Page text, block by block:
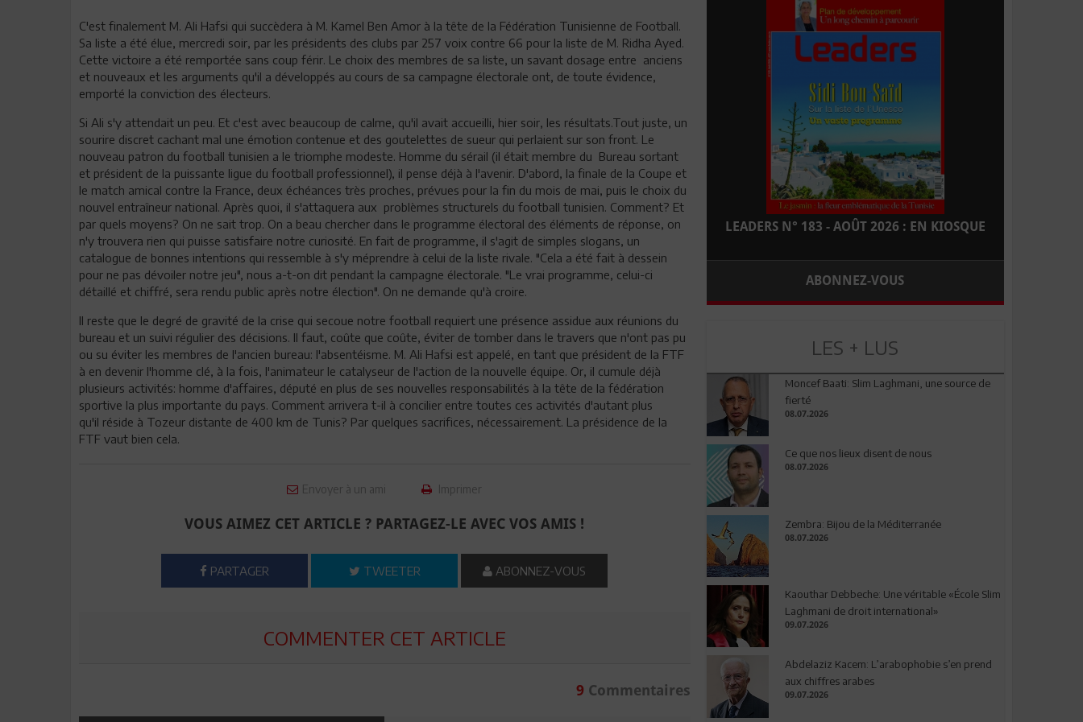
C'est finalement M. Ali Hafsi qui succèdera à M. Kamel Ben Amor à la tête de la Fédération Tunisienne de Football.
Sa liste a été élue, mercredi soir, par les présidents des clubs par 257 voix contre 66 pour la liste de M. Ridha Ayed.
Cette victoire a été remportée sans coup férir. Le choix des membres de sa liste, un savant dosage entre anciens
et nouveaux et les arguments qu'il a développés au cours de sa campagne électorale ont, de toute évidence,
emporté la conviction des électeurs.
Si Ali s'y attendait un peu. Et c'est avec beaucoup de calme, qu'il avait accueilli, hier soir, les résultats.Tout juste, un
sourire discret cachant mal une émotion contenue et des goutelettes de sueur qui perlaient sur son front. Le
nouveau patron du football tunisien a le triomphe modeste. Homme du sérail (il était membre du Bureau sortant
et président de la puissante ligue du football professionnel), il pense déjà à l'avenir. D'abord, la finale de la Coupe et
le match amical contre la France, deux échéances très proches, prévues pour la fin du mois de mai, puis le choix du
nouvel entraîneur national. Après quoi, il s'attaquera aux problèmes structurels du football tunisien. Comment? Et
par quels moyens? On ne sait trop. On a beau chercher dans le programme électoral des éléments de réponse, on
n'y trouvera rien qui puisse satisfaire notre curiosité. En fait de programme, il s'agit de simples slogans, un
catalogue de bonnes intentions qui ressemble à s'y méprendre à celui de la liste rivale. "Cela a été fait à dessein
pour ne pas dévoiler notre jeu", nous a-t-on dit pendant la campagne électorale. "Le vrai programme, celui-ci
détaillé et chiffré, sera rendu public après notre élection". On ne demande qu'à croire.
Il reste que le degré de gravité de la crise qui secoue notre football requiert une présence assidue aux réunions du
bureau et un suivi régulier des décisions. Il faut, coûte que coûte, éviter de tomber dans le travers que n'ont pas pu
ou su éviter les membres de l'ancien bureau: l'absentéisme. M. Ali Hafsi est appelé, en tant que président de la FTF
à en devenir l'homme clé, à la fois, l'animateur le catalyseur de l'action de la nouvelle équipe. Or, il cumule déjà
plusieurs activités: homme d'affaires, député en plus de ses nouvelles responsabilités à la tête de la fédération
sportive la plus importante du pays. Comment arrivera t-il à concilier entre toutes ces activités d'autant plus
qu'il réside à Tozeur distante de 400 km de Tunis? Par quelques sacrifices, nécessairement. La présidence de la
FTF vaut bien cela.
Envoyer à un ami Imprimer
VOUS AIMEZ CET ARTICLE ? PARTAGEZ-LE AVEC VOS AMIS !
PARTAGER TWEETER ABONNEZ-VOUS
COMMENTER CET ARTICLE
9 Commentaires
LEADERS N° 183 - AOÛT 2026 : EN KIOSQUE
ABONNEZ-VOUS
LES + LUS
Moncef Baati: Slim Laghmani, une source de
fierté
08.07.2026
Ce que nos lieux disent de nous
08.07.2026
Zembra: Bijou de la Méditerranée
08.07.2026
Kaouthar Debbeche: Une véritable «École Slim
Laghmani de droit international»
09.07.2026
Abdelaziz Kacem: L’arabophobie s’en prend
aux chiffres arabes
09.07.2026